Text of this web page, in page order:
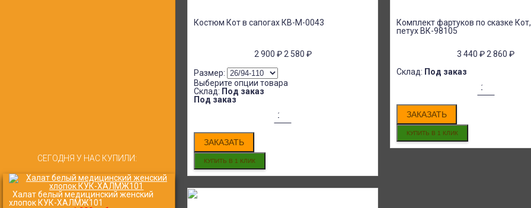
СЕГОДНЯ У НАС КУПИЛИ:
Халат белый медицинский женский
хлопок КУК-ХАЛМЖ101
Костюм Кот в сапогах КВ-М-0043
2 900 ₽ 2 580 ₽
Размер:
Выберите опции товара
Склад: Под заказ
Под заказ
ЗАКАЗАТЬ
Комплект фартуков по сказке
петух ВК-98105
3 440₽ 2 860₽
Склад: Под заказ
ЗАКАЗАТЬ